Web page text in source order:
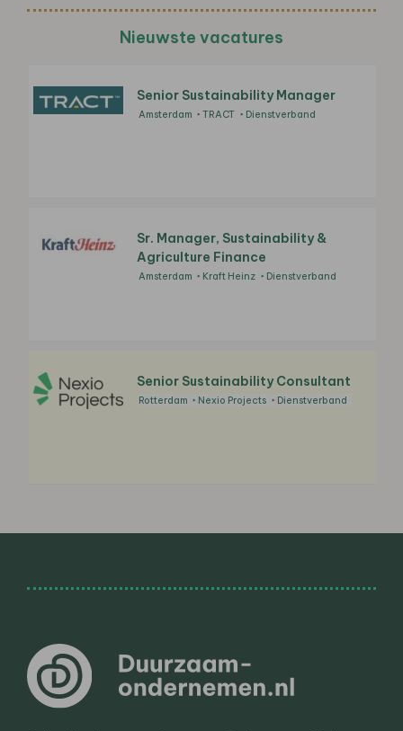
Nieuwste vacatures
Senior Sustainability Manager
Amsterdam TRACT Dienstverband
Sr. Manager, Sustainability &
Agriculture Finance
Amsterdam Kraft Heinz Dienstverband
Senior Sustainability Consultant
Rotterdam Nexio Projects Dienstverband